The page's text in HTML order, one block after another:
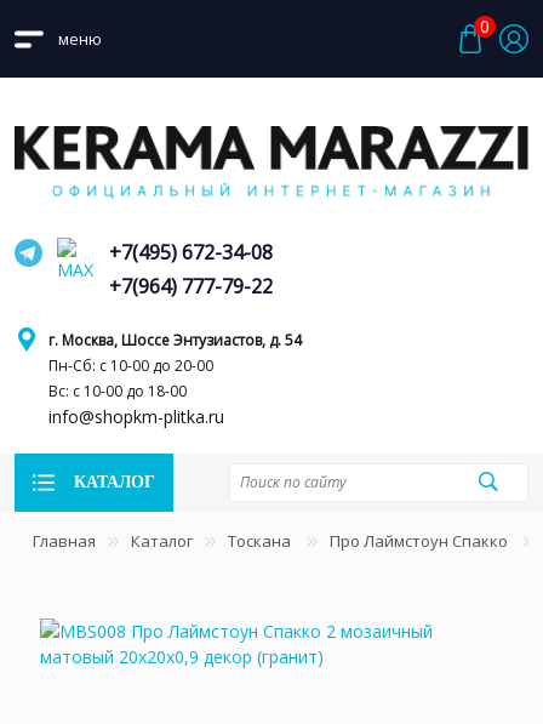
меню
0
г. Москва, Шоссе Энтузиастов, д. 54
Пн-Сб: с 10-00 до 20-00
Вс: с 10-00 до 18-00
info@shopkm-plitka.ru
+7(495) 672-34-08
+7(964) 777-79-22
КАТАЛОГ
Главная Каталог Тоскана Про Лаймстоун Спакко